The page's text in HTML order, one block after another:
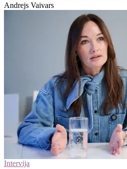
Andrejs Vaivars
Intervija